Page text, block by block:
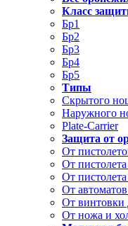
Класс
Бр1
Бр2
Бр3
Бр4
Бр5
Типы
Скрытого
Наружного
Plate-Carrier
Защита от
От
От
От
От
От
От ножа и